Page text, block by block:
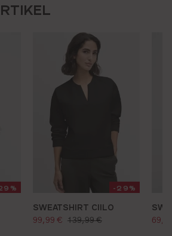
-29%
SWEATSHIRT CIILO
verkaufspreis:
99,99 € regulärer preis:
139,99 €